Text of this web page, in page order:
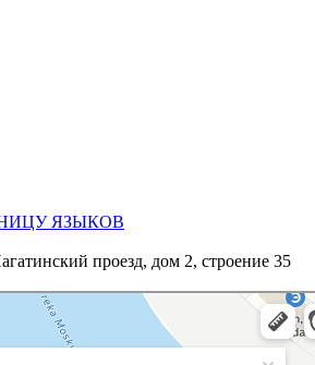
ЯЗЫКОВ
проезд, дом 2, строение 35